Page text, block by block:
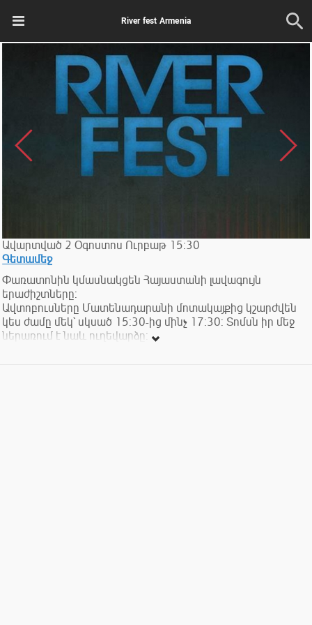
River fest Armenia
Ավարտված 2 Օգոստոս Ուրբաթ 15:30
Գետամեջ
Փառատոնին կմասնակցեն Հայաստանի լավագույն
երաժիշտները:
Ավտոբուսները Մատենադարանի մոտակայքից կշարժվեն
կես ժամը մեկ` սկսած 15:30-ից մինչ 17:30: Տոմսն իր մեջ
ներառում է նաև ուղեվարձը: